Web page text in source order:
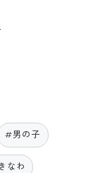
#男の子
なわ